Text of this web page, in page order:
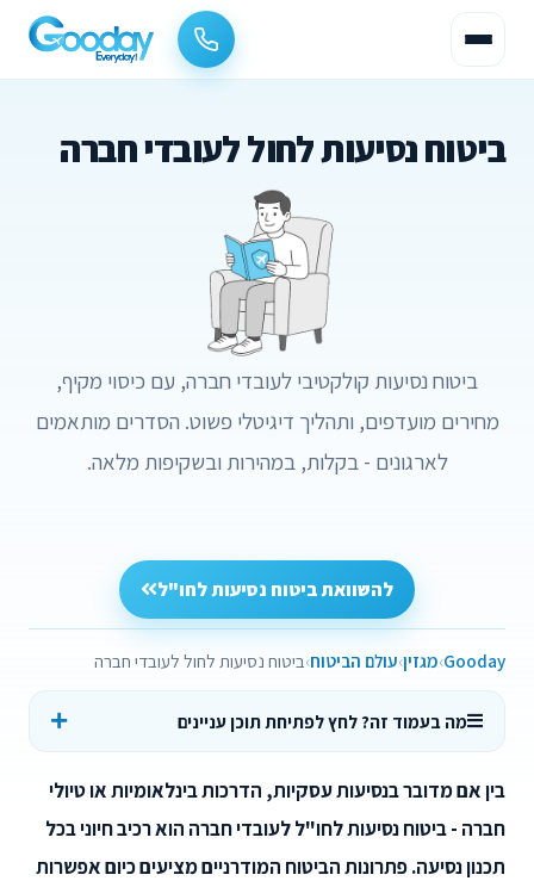
ביטוח נסיעות לחול לעובדי חברה
ביטוח נסיעות קולקטיבי לעובדי חברה, עם כיסוי מקיף,
מחירים מועדפים, ותהליך דיגיטלי פשוט. הסדרים מותאמים
לארגונים - בקלות, במהירות ובשקיפות מלאה.
להשוואת ביטוח נסיעות לחו"ל
Gooday מגזין עולם הביטוח ביטוח נסיעות לחול לעובדי חברה
מה בעמוד זה? לחץ לפתיחת תוכן עניינים
בין אם מדובר בנסיעות עסקיות, הדרכות בינלאומיות או טיולי
חברה - ביטוח נסיעות לחו"ל לעובדי חברה הוא רכיב חיוני בכל
תכנון נסיעה. פתרונות הביטוח המודרניים מציעים כיום אפשרות